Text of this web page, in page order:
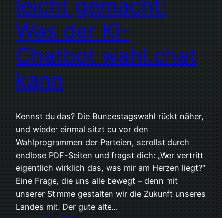
leicht gemacht:
Was der KI-
Chatbot wahl.chat
kann
Kennst du das? Die Bundestagswahl rückt näher,
und wieder einmal sitzt du vor den
Wahlprogrammen der Parteien, scrollst durch
endlose PDF-Seiten und fragst dich: „Wer vertritt
eigentlich wirklich das, was mir am Herzen liegt?“
Eine Frage, die uns alle bewegt – denn mit
unserer Stimme gestalten wir die Zukunft unseres
Landes mit. Der gute alte…